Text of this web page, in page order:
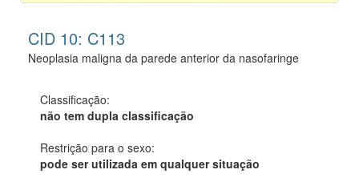
CID 10: C113
Neoplasia maligna da parede anterior da nasofaringe
Classificação:
não tem dupla classificação
Restrição para o sexo:
pode ser utilizada em qualquer situação